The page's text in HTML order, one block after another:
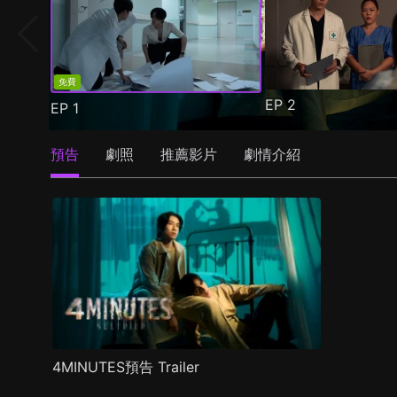
免費
EP 1 EP2
預告 劇照 推薦影片 劇情介紹
4MINUTES預告 Trailer